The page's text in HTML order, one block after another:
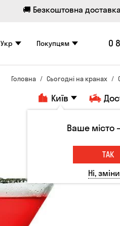
🚚 Безкоштовна
Укр Покупцям 0
Головна Сьогодні на кранах
Київ
Ваше місто
ТАК
Ні,